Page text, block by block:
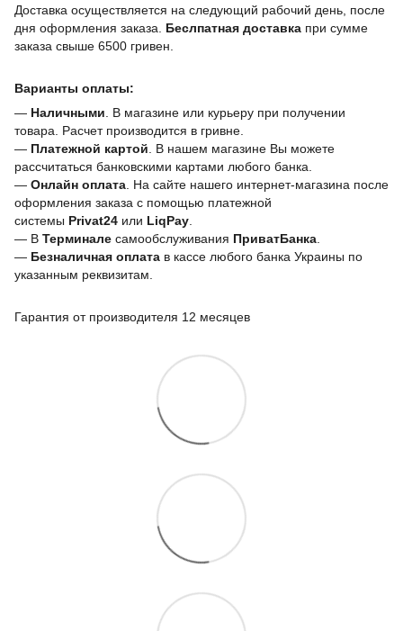
Доставка осуществляется на следующий рабочий день, после
дня оформления заказа. Беслпатная доставка при сумме
заказа свыше 6500 гривен.
Варианты оплаты:
— Наличными . В магазине или курьеру при получении
товара. Расчет производится в гривне.
— Платежной картой . В нашем магазине Вы можете
рассчитаться банковскими картами любого банка.
— Онлайн оплата . На сайте нашего интернет-магазина после
оформления заказа с помощью платежной
системы Privat24 или LiqPay
— В Терминале самообслуживания ПриватБанка
— Безналичная оплата в кассе любого банка Украины по
указанным реквизитам.
Гарантия от производителя 12 месяцев